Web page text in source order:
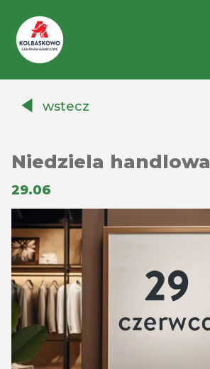
Auchanwstecz
Niedziela handlowa
29.06